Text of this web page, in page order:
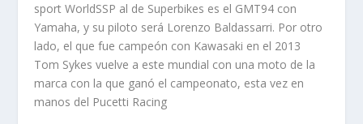
sport WorldSSP al de Superbikes es el GMT94 con
Yamaha, y su piloto será Lorenzo Baldassarri. Por otro
lado, el que fue campeón con Kawasaki en el 2013
Tom Sykes vuelve a este mundial con una moto de la
marca con la que ganó el campeonato, esta vez en
manos del Pucetti Racing